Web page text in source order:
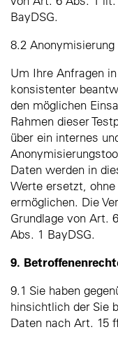
BayDSG.
8.2
Um Ihre Anfragen
konsistenter
den möglichen
Rahmen dieser
über ein internes
Daten werden in
Werte ersetzt,
ermöglichen. Die
Grundlage von Art.
Abs. 1 BayDSG.
9.
9.1 Sie haben
hinsichtlich der Sie
Daten nach Art. 15